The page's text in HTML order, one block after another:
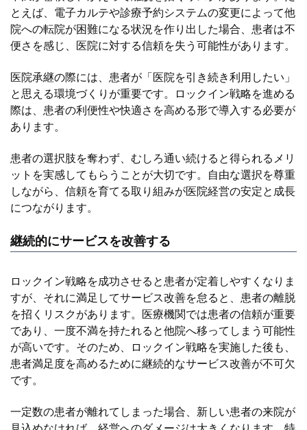
とえば、電子カルテや診療予約システムの変更によって他
院への転院が困難になる状況を作り出した場合、患者は不
便さを感じ、医院に対する信頼を失う可能性があります。
医院承継の際には、患者が「医院を引き続き利用したい」
と思える環境づくりが重要です。ロックイン戦略を進める
際は、患者の利便性や快適さを高める形で導入する必要が
あります。
患者の選択肢を奪わず、むしろ通い続けると得られるメリ
ットを実感してもらうことが大切です。自由な選択を尊重
しながら、信頼を育てる取り組みが医院経営の安定と成長
につながります。
継続的にサービスを改善する
ロックイン戦略を成功させると患者が定着しやすくなりま
すが、それに満足してサービス改善を怠ると、患者の離脱
を招くリスクがあります。医療機関では患者の信頼が重要
であり、一度不満を持たれると他院へ移ってしまう可能性
が高いです。そのため、ロックイン戦略を実施した後も、
患者満足度を高めるために継続的なサービス改善が不可欠
です。
一定数の患者が離れてしまった場合、新しい患者の来院が